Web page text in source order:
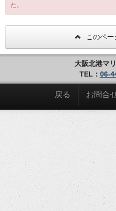
た。
このペ
大阪北港マ
TEL： 06-
戻る お問合